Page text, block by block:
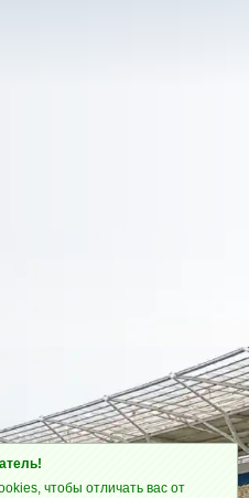
чтобы отличать вас от